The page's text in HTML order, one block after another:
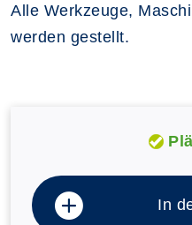
Alle Werkzeuge,
werden gestellt.
In